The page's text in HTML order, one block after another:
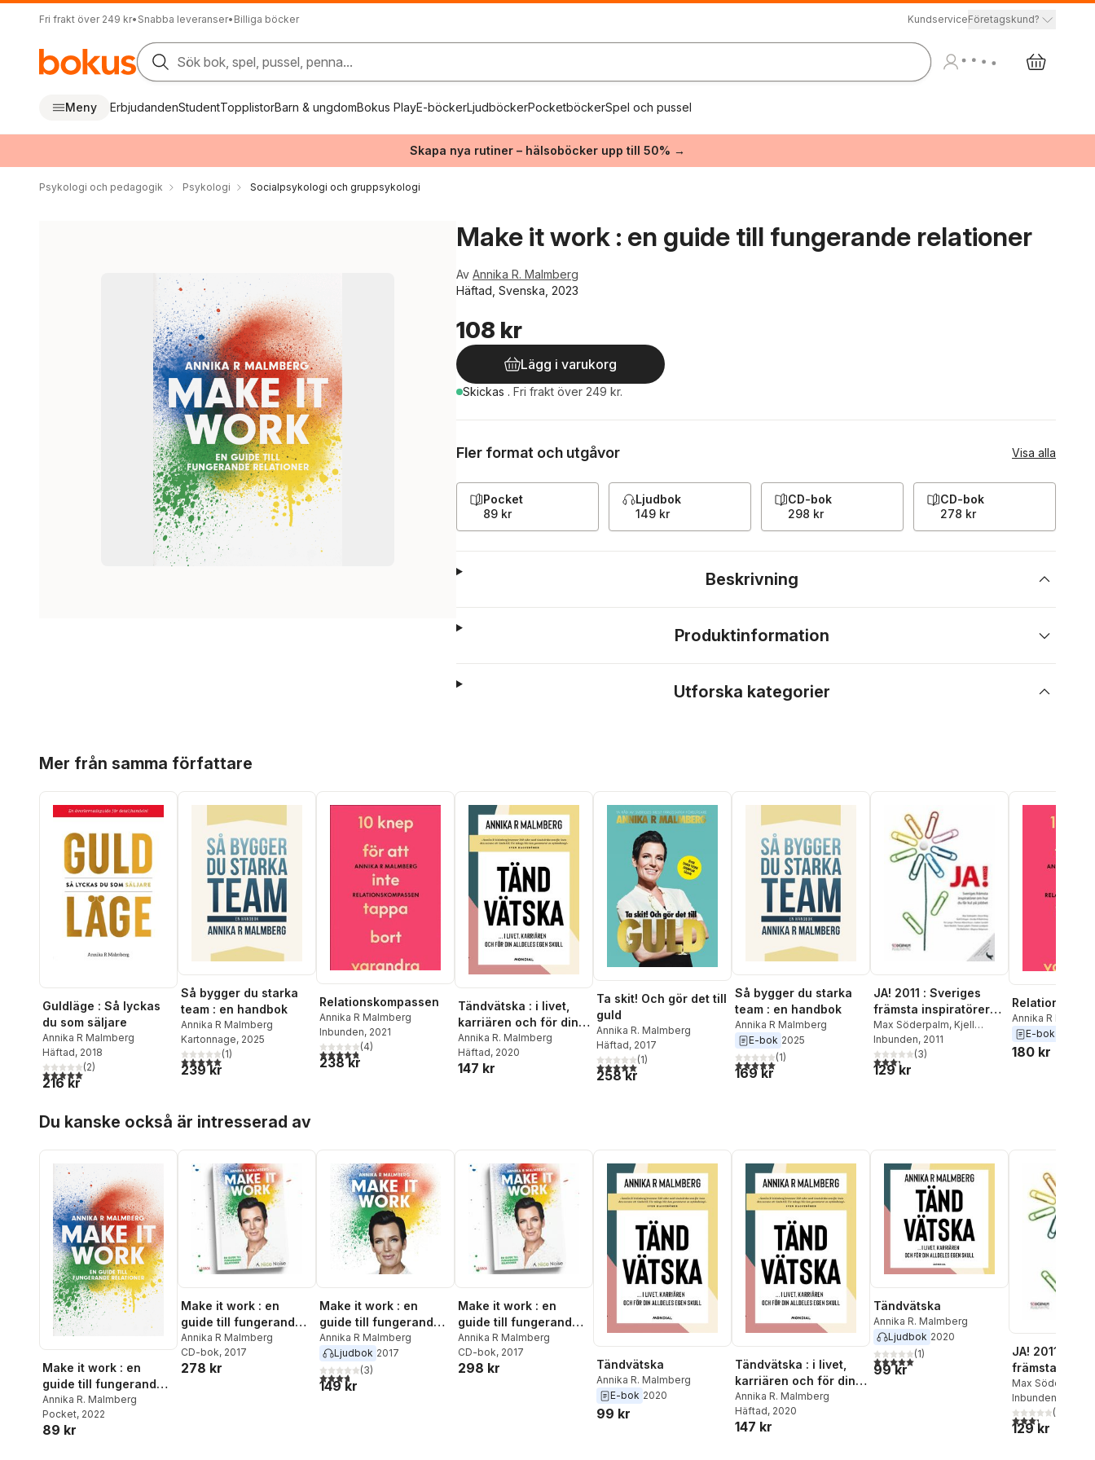
Fri frakt över 249 kr• Snabba leveranser• Billiga böcker KundserviceFöretagskund?
Sök bok, spel, pussel, penna...
Meny ErbjudandenStudentTopplistorBarn & ungdomBokus PlayE-böckerLjudböckerPocketböckerSpel och pussel
Skapa nya rutiner – hälsoböcker upp till 50% →
Psykologi och pedagogik Psykologi Socialpsykologi och gruppsykologi
Make it work : en guide till fungerande relationer
Av Annika R. Malmberg
Häftad, Svenska, 2023
108 kr
Lägg i varukorg
Skickas . Fri frakt över 249 kr.
Fler format och utgåvor Visa alla
Pocket
89 kr
Ljudbok
149 kr
CD-bok
298 kr
CD-bok
278 kr
Beskrivning
Produktinformation
Utforska kategorier
Mer från samma författare
Guldläge : Så lyckas
du som säljare
Annika R Malmberg
Häftad, 2018
5,0utav 5 stjärnor. Totalt antal röster:
(2)
216 kr
Så bygger du starka
team : en handbok
Annika R Malmberg
Kartonnage, 2025
5,0utav 5 stjärnor. Totalt antal röster:
(1)
239 kr
Relationskompassen
Annika R Malmberg
Inbunden, 2021
4,8utav 5 stjärnor. Totalt antal röster:
(4)
238 kr
Tändvätska : i livet,
karriären och för din
alldeles egen skull
Annika R. Malmberg
Häftad, 2020
147 kr
Ta skit! Och gör det till
guld
Annika R. Malmberg
Häftad, 2017
5,0utav 5 stjärnor. Totalt antal röster:
(1)
258 kr
Så bygger du starka
team : en handbok
Annika R Malmberg
E-bok 2025
5,0utav 5 stjärnor. Totalt antal röster:
(1)
169 kr
JA! 2011 : Sveriges
främsta inspiratörer
och Bruce King om hur
du får kul på jobbet
Max Söderpalm, Kjell
Enhager,Bruce King
R. Malmberg
Lundqvist
Inbunden, 2011
3,3utav 5 stjärnor. Totalt antal röster:
(3)
129 kr
Annika R
E-bok
180 kr
Du kanske också är intresserad av
Make it work : en
guide till fungerande
relationer
Annika R. Malmberg
Pocket, 2022
89 kr
Make it work : en
guide till fungerande
relationer
Annika R Malmberg
CD-bok, 2017
278 kr
Make it work : en
guide till fungerande
relationer
Annika R Malmberg
Ljudbok 2017
3,7utav 5 stjärnor. Totalt antal röster:
(3)
149 kr
Make it work : en
guide till fungerande
relationer
Annika R Malmberg
CD-bok, 2017
298 kr Tändvätska
Annika R. Malmberg
E-bok 2020
99 kr
Tändvätska : i livet,
karriären och för din
alldeles egen skull
Annika R. Malmberg
Häftad, 2020
147 kr
Tändvätska
Annika R. Malmberg
Ljudbok 2020
5,0utav 5 stjärnor. Totalt antal röster:
(1)
99 kr
JA! 2011 :
främsta
och Bruce
du får kul på
Max Söderpalm
Enhager,
R. Malmberg
Lundqvist
Inbunden
3,3utav 5(
129 kr